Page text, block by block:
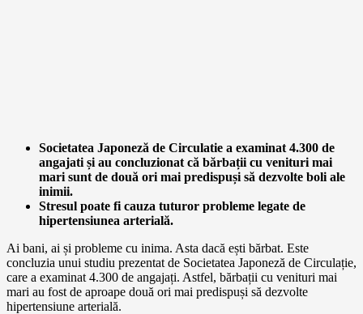
Societatea Japoneză de Circulatie a examinat 4.300 de
angajati și au concluzionat că bărbații cu venituri mai
mari sunt de două ori mai predispuși să dezvolte boli ale
inimii.
Stresul poate fi cauza tuturor probleme legate de
hipertensiunea arterială.
Ai bani, ai și probleme cu inima. Asta dacă ești bărbat. Este
concluzia unui studiu prezentat de Societatea Japoneză de Circulație,
care a examinat 4.300 de angajați. Astfel, bărbații cu venituri mai
mari au fost de aproape două ori mai predispuși să dezvolte
hipertensiune arterială.